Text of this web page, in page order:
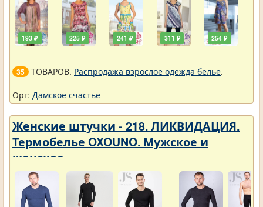
193 ₽ 225 ₽ 241 ₽ 311 ₽ 254 ₽
35 ТОВАРОВ. Распродажа взрослое одежда белье.
Орг: Дамское счастье
Женские штучки - 218. ЛИКВИДАЦИЯ.
Термобелье OXOUNO. Мужское и
женское